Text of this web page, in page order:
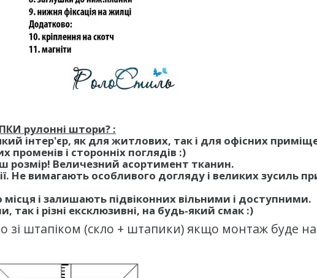
рулонні штори? :
інтер'єр, як для житлових, так і для офісних
променів і сторонніх поглядів :)
розмір! Величезний асортимент тканин.
Не вимагають особливого догляду і великих зусиль
і залишають підвіконних вільними і доступними.
так і різні ексклюзивні, на будь-який смак :)
зі штапіком (скло + штапики) якщо монтаж буде на